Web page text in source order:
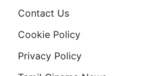
Contact Us
Cookie Policy
Privacy Policy